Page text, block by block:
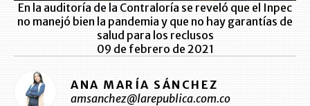
En la auditoría de la Contraloría se reveló que el Inpec
no manejó bien la pandemia y que no hay garantías de
salud para los reclusos
09 de febrero de 2021
ANA MARÍA SÁNCHEZ
amsanchez@larepublica.com.co